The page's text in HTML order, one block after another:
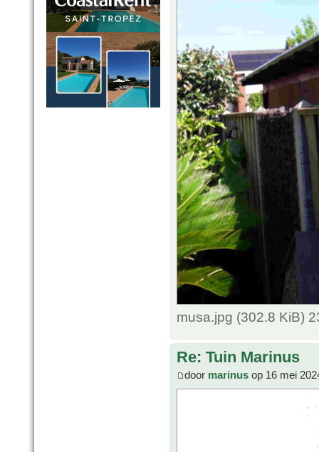
musa.jpg (302.8 KiB)
Re: Tuin Marinus
door marinus op 16 mei